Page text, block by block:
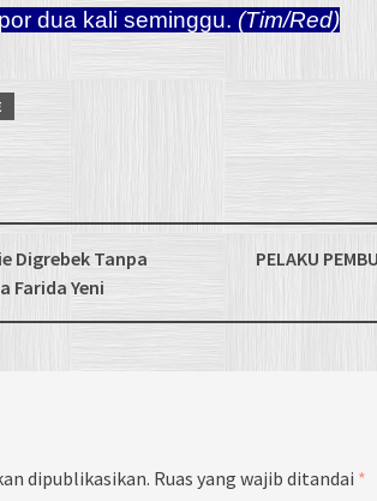
dua kali seminggu. (Tim/Red)
Digrebek Tanpa
Farida Yeni
PELAKU
dipublikasikan. Ruas yang wajib ditandai *